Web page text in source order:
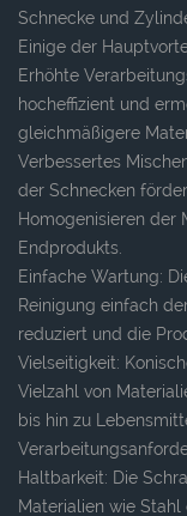
Schnecke und
Einige der
Erhöhte
hocheffizient und
gleichmäßigere
Verbessertes
der Schnecken
Homogenisieren der
Endprodukts.
Einfache Wartung:
Reinigung einfach
reduziert und die
Vielseitigkeit:
Vielzahl von
bis hin zu
Haltbarkeit: Die
Materialien wie